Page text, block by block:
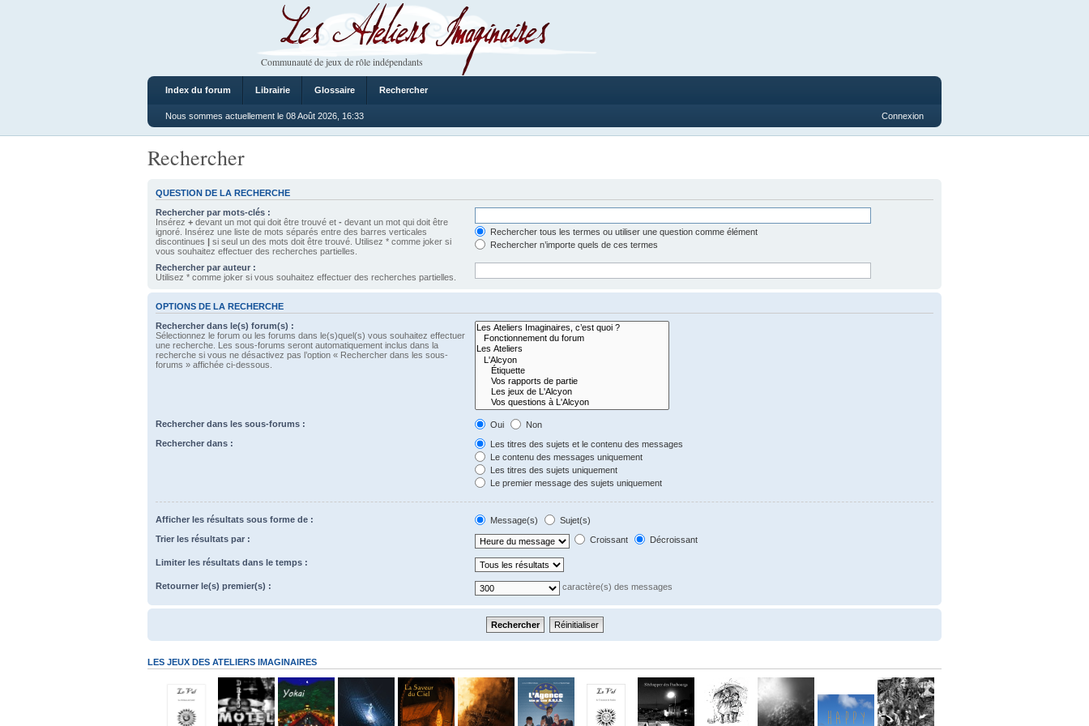
Les Ateliers Imaginaires
Communauté de jeux de rôle indépendants
Index du forum Librairie Glossaire Rechercher
Nous sommes actuellement le 08 Août 2026, 16:33 Connexion
Rechercher
QUESTION DE LA RECHERCHE
Rechercher par mots-clés :
Insérez + devant un mot qui doit être trouvé et - devant un mot qui doit être
ignoré. Insérez une liste de mots séparés entre des barres verticales
discontinues | si seul un des mots doit être trouvé. Utilisez * comme joker si
vous souhaitez effectuer des recherches partielles.
Rechercher tous les termes ou utiliser une question comme élément
Rechercher n’importe quels de ces termes
Rechercher par auteur :
Utilisez * comme joker si vous souhaitez effectuer des recherches partielles.
OPTIONS DE LA RECHERCHE
Rechercher dans le(s) forum(s) :
Sélectionnez le forum ou les forums dans le(s)quel(s) vous souhaitez effectuer
une recherche. Les sous-forums seront automatiquement inclus dans la
recherche si vous ne désactivez pas l’option « Rechercher dans les sous-
forums » affichée ci-dessous.
Rechercher dans les sous-forums : Oui
Non
Rechercher dans :
Les titres des sujets et le contenu des messages
Le contenu des messages uniquement
Les titres des sujets uniquement
Le premier message des sujets uniquement
Afficher les résultats sous forme de : Message(s)
Sujet(s)
Trier les résultats par :
Croissant Décroissant
Limiter les résultats dans le temps :
Retourner le(s) premier(s) : caractère(s) des messages
LES JEUX DES ATELIERS IMAGINAIRES